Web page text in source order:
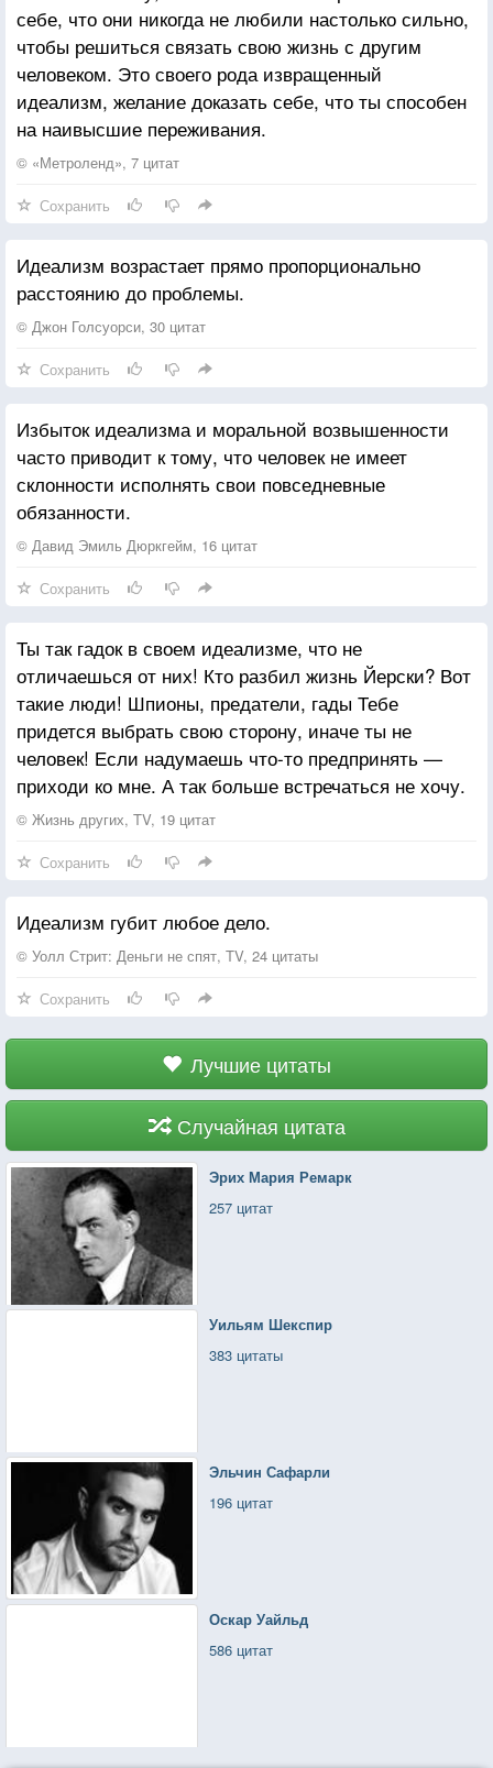
себе, что они никогда не любили настолько сильно,
чтобы решиться связать свою жизнь с другим
человеком. Это своего рода извращенный
идеализм, желание доказать себе, что ты способен
на наивысшие переживания.
© «Метроленд», 7 цитат
Сохранить
Идеализм возрастает прямо пропорционально
расстоянию до проблемы.
© Джон Голсуорси, 30 цитат
Сохранить
Избыток идеализма и моральной возвышенности
часто приводит к тому, что человек не имеет
склонности исполнять свои повседневные
обязанности.
© Давид Эмиль Дюркгейм, 16 цитат
Сохранить
Ты так гадок в своем идеализме, что не
отличаешься от них! Кто разбил жизнь Йерски? Вот
такие люди! Шпионы, предатели, гады Тебе
придется выбрать свою сторону, иначе ты не
человек! Если надумаешь что-то предпринять —
приходи ко мне. А так больше встречаться не хочу.
© Жизнь других, TV, 19 цитат
Сохранить
Идеализм губит любое дело.
© Уолл Стрит: Деньги не спят, TV, 24 цитаты
Сохранить
Лучшие цитаты
Случайная цитата
Эрих Мария Ремарк
257 цитат
Уильям Шекспир
383 цитаты
Эльчин Сафарли
196 цитат
Оскар Уайльд
586 цитат